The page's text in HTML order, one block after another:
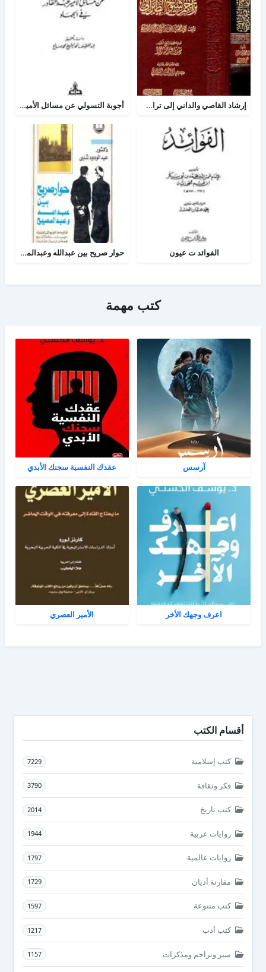
إرشاد القاصي والداني إلى تراجم شيوخ الطبراني أجوبة التسولي عن مسائل الأمير عبد القادر في الجهاد
الفوائد ت عيون حوار صريح بين عبدالله وعبدالمسيح
كتب مهمة
آرسس عقدك النفسية سجنك الأبدي
اعرف وجهك الأخر الأمير العصري
أقسام الكتب
كتب إسلامية 7229
فكر وثقافة 3790
كتب تاريخ 2014
روايات عربية 1944
روايات عالمية 1797
مقارنة أديان 1729
كتب متنوعة 1597
كتب أدب 1217
سير وتراجم ومذكرات 1157